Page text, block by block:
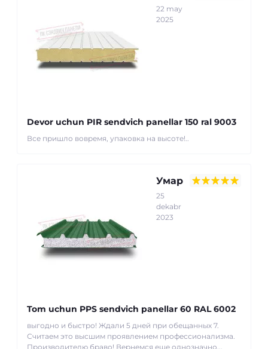
22 may
2025
Devor uchun PIR sendvich panellar 150 ral 9003
Все пришло вовремя, упаковка на высоте!..
Умар
25
dekabr
2023
Tom uchun PPS sendvich panellar 60 RAL 6002
выгодно и быстро! Ждали 5 дней при обещанных 7.
Считаем это высшим проявлением профессионализма.
Производителю браво! Вернемся еще однозначно...